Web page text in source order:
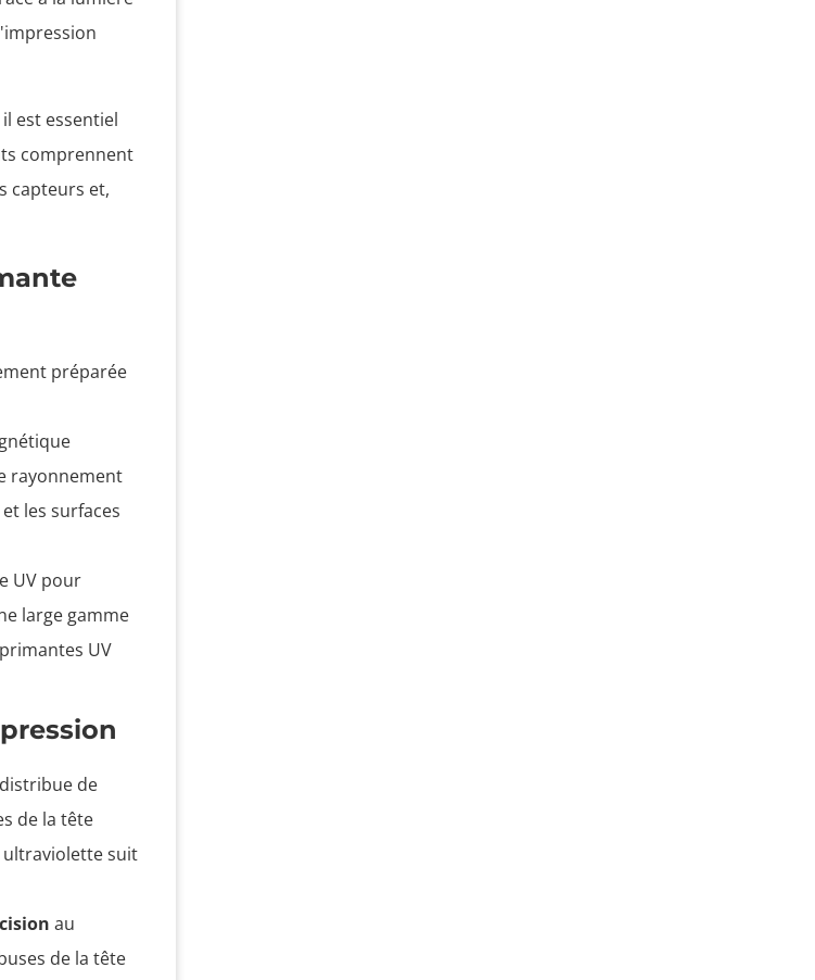
est essentiel
comprennent
capteurs et,
préparée
rayonnement
les surfaces
UV pour
large gamme
UV
de
de la tête
suit
au
de la tête